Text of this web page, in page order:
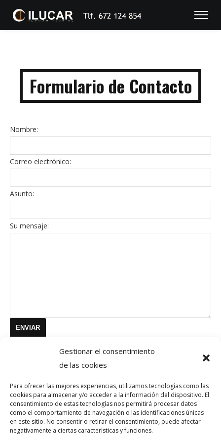
Gestionar el consentimiento
de las cookies
Para ofrecer las mejores experiencias, utilizamos tecnologías como las
cookies para almacenar y/o acceder a la información del dispositivo. El
consentimiento de estas tecnologías nos permitirá procesar datos
como el comportamiento de navegación o las identificaciones únicas
en este sitio. No consentir o retirar el consentimiento, puede afectar
negativamente a ciertas características y funciones.
Formulario de Contacto
Nombre:
Correo electrónico:
Asunto:
Su mensaje: